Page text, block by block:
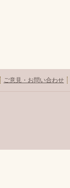
ご意見・お問い合わせ